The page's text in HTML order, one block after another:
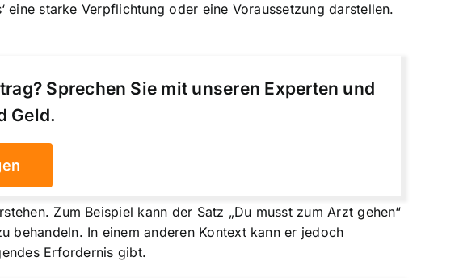
eine starke Verpflichtung oder eine Voraussetzung darstellen.
Sprechen Sie mit unseren Experten und
Geld.
Zum Beispiel kann der Satz „Du musst zum Arzt gehen“
behandeln. In einem anderen Kontext kann er jedoch
Erfordernis gibt.